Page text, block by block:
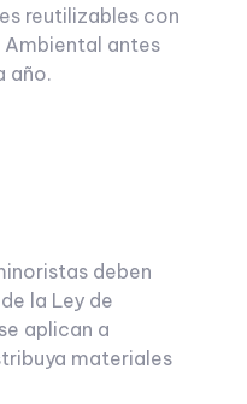
reutilizables con
Ambiental antes
año.
deben
la Ley de
aplican a
materiales